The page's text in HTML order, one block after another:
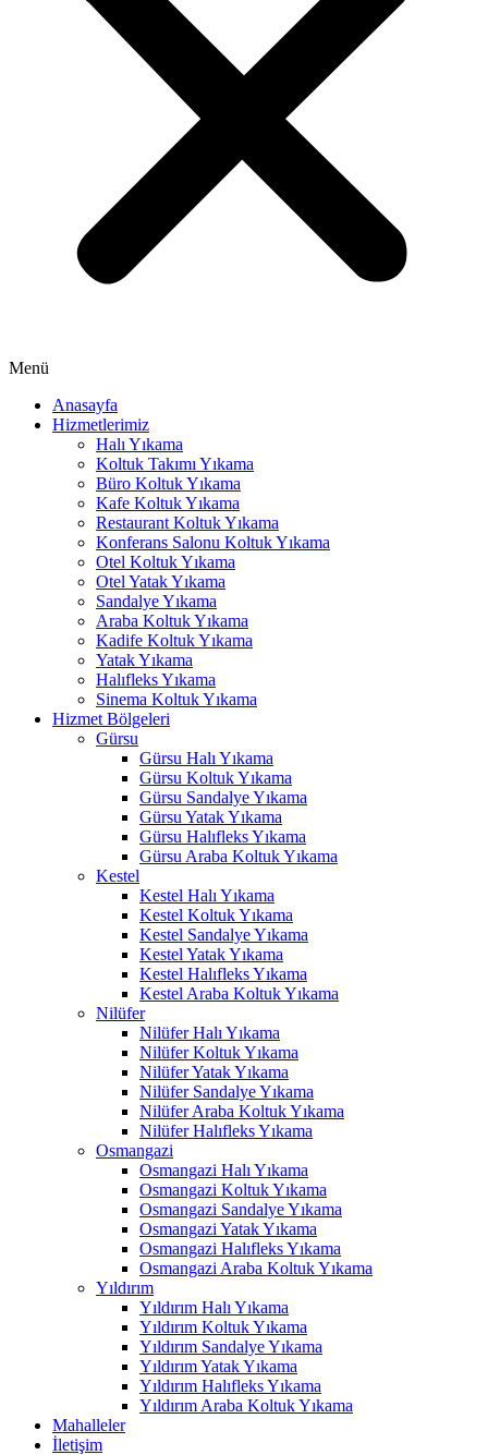
Menü
Anasayfa
Hizmetlerimiz
Halı Yıkama
Koltuk Takımı Yıkama
Büro Koltuk Yıkama
Kafe Koltuk Yıkama
Restaurant Koltuk Yıkama
Konferans Salonu Koltuk Yıkama
Otel Koltuk Yıkama
Otel Yatak Yıkama
Sandalye Yıkama
Araba Koltuk Yıkama
Kadife Koltuk Yıkama
Yatak Yıkama
Halıfleks Yıkama
Sinema Koltuk Yıkama
Hizmet Bölgeleri
Gürsu
Gürsu Halı Yıkama
Gürsu Koltuk Yıkama
Gürsu Sandalye Yıkama
Gürsu Yatak Yıkama
Gürsu Halıfleks Yıkama
Gürsu Araba Koltuk Yıkama
Kestel
Kestel Halı Yıkama
Kestel Koltuk Yıkama
Kestel Sandalye Yıkama
Kestel Yatak Yıkama
Kestel Halıfleks Yıkama
Kestel Araba Koltuk Yıkama
Nilüfer
Nilüfer Halı Yıkama
Nilüfer Koltuk Yıkama
Nilüfer Yatak Yıkama
Nilüfer Sandalye Yıkama
Nilüfer Araba Koltuk Yıkama
Nilüfer Halıfleks Yıkama
Osmangazi
Osmangazi Halı Yıkama
Osmangazi Koltuk Yıkama
Osmangazi Sandalye Yıkama
Osmangazi Yatak Yıkama
Osmangazi Halıfleks Yıkama
Osmangazi Araba Koltuk Yıkama
Yıldırım
Yıldırım Halı Yıkama
Yıldırım Koltuk Yıkama
Yıldırım Sandalye Yıkama
Yıldırım Yatak Yıkama
Yıldırım Halıfleks Yıkama
Yıldırım Araba Koltuk Yıkama
Mahalleler
İletişim